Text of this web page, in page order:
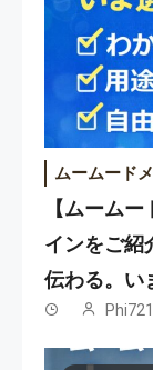
ムームード
【ムーム
インをご紹
伝わる。い